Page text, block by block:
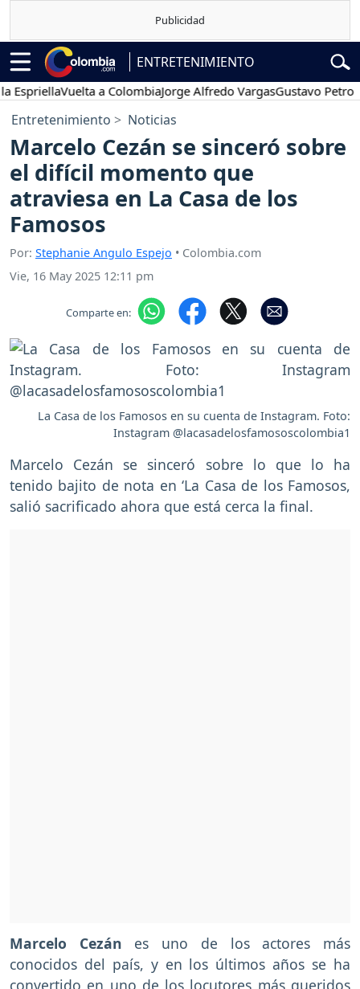
ENTRETENIMIENTO
Vuelta a ColombiaJorge Alfredo VargasGustavo Petro
Entretenimiento Noticias
Marcelo Cezán se sinceró sobre
el difícil momento que
atraviesa en La Casa de los
Famosos
Por: Stephanie Angulo Espejo • Colombia.com
Vie, 16 May 2025 12:11 pm
Comparte en:
La Casa de los Famosos en su cuenta de Instagram. Foto:
Instagram @lacasadelosfamososcolombia1
Marcelo Cezán se sinceró sobre lo que lo ha
tenido bajito de nota en ‘La Casa de los Famosos,
salió sacrificado ahora que está cerca la final.
Marcelo Cezán es uno de los actores más
conocidos del país, y en los últimos años se ha